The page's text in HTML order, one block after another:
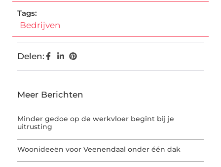
Tags:
Bedrijven
Delen:
Meer Berichten
Minder gedoe op de werkvloer begint bij je
uitrusting
Woonideeën voor Veenendaal onder één dak